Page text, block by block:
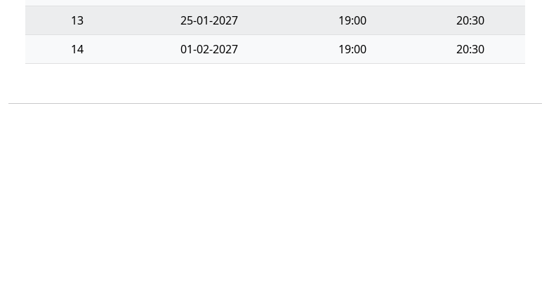
13
25-01-2027 19:00
20:30
14
01-02-2027 19:00 20:30